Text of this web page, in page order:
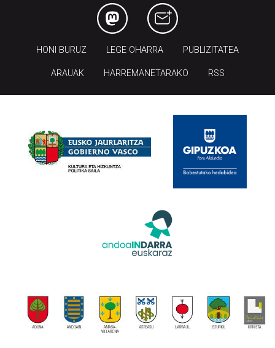
HONI BURUZ LEGE OHARRA PUBLIZITATEA
ARAUAK HARREMANETARAKO RSS